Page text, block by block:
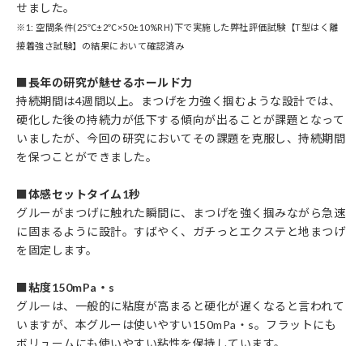
せました。
※1: 空間条件(25℃±2℃×50±10%RH)下で実施した弊社評価試験【T型はく離
接着強さ試験】の結果において確認済み
■長年の研究が魅せるホールド力
持続期間は4週間以上。まつげを力強く掴むような設計では、
硬化した後の持続力が低下する傾向が出ることが課題となって
いましたが、今回の研究においてその課題を克服し、持続期間
を保つことができました。
■体感セットタイム1秒
グルーがまつげに触れた瞬間に、まつげを強く掴みながら急速
に固まるように設計。すばやく、ガチっとエクステと地まつげ
を固定します。
■粘度150mPa・s
グルーは、一般的に粘度が高まると硬化が遅くなると言われて
いますが、本グルーは使いやすい150mPa・s。フラットにも
ボリュームにも使いやすい粘性を保持しています。